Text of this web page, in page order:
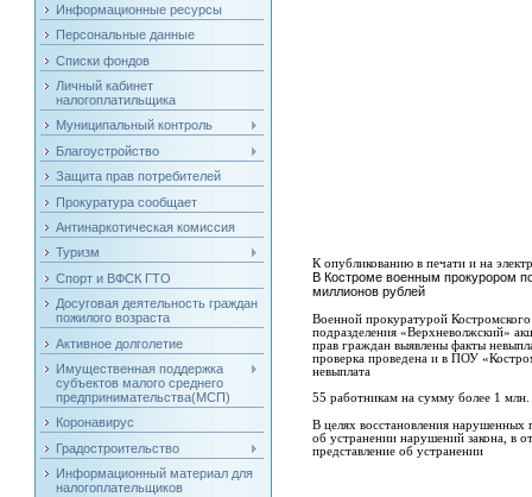
Информационные ресурсы
Персональные данные
Списки фондов
Личный кабинет
налогоплатильщика
Муниципальный контроль
Благоустройство
Защита прав потребителей
Прокуратура сообщает
Антинаркотическая комиссия
Туризм
Спорт и ВФСК ГТО
Досуговая деятельность граждан
пожилого возраста
Активное долголетие
Имущественная поддержка
субъектов малого среднего
предпринимательства(МСП)
Коронавирус
Градостроительство
Информационный материал для
налогоплательщиков
К опубликованию в печати и на
В Костроме военным прокурором
миллионов рублей
Военной прокуратурой
подразделения «Верхневолжский»
прав граждан выявлены факты
проверка проведена и в ПОУ
невыплата
55 работникам на сумму более 1
В целях восстановления нарушенных
об устранении нарушений закона, в
представление об устранении